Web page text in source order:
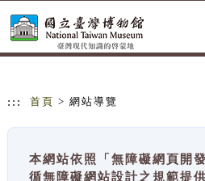
::: 首頁 > 網站導覽
本網站依照「無障礙網頁開
循無障礙網站設計之規範提